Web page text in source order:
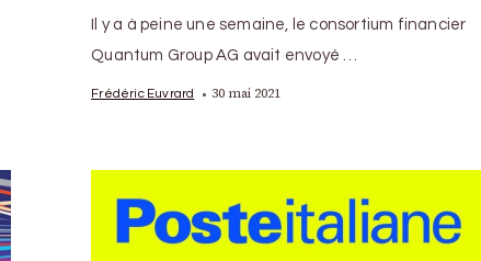
Il y a à peine une semaine, le consortium financier
Quantum Group AG avait envoyé …
Frédéric Euvrard 30 mai 2021